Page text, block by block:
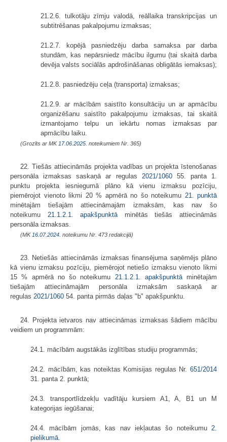
21.2.6. tulkotāju zīmju valodā, reāllaika transkripcijas un
subtitrēšanas pakalpojumu izmaksas;
21.2.7. kopējā pasniedzēju darba samaksa par darba
stundām, kas nepārsniedz mācību ilgumu (tai skaitā darba
devēja valsts sociālās apdrošināšanas obligātās iemaksas);
21.2.8. pasniedzēju ceļa (transporta) izmaksas;
21.2.9. ar mācībām saistīto konsultāciju un ar apmācību
organizēšanu saistīto pakalpojumu izmaksas, tai skaitā
izmantojamo telpu un iekārtu nomas izmaksas par
apmācību laiku.
(Grozīts ar MK 17.06.2025. noteikumiem Nr. 365)
22. Tiešās attiecināmās projekta vadības un projekta īstenošanas
personāla izmaksas saskaņā ar regulas 2021/106055. panta 1.
punktu projekta iesniegumā plāno kā vienu izmaksu pozīciju,
piemērojot vienoto likmi 20 % apmērā no šo noteikumu 21. punktā
minētajām tiešajām attiecināmajām izmaksām, kas nav šo
noteikumu 21.1.2.1. apakšpunktā minētās tiešās attiecināmās
personāla izmaksas.
(MK 16.07.2024. noteikumu Nr. 473 redakcijā)
23. Netiešās attiecināmās izmaksas finansējuma saņēmējs plāno
kā vienu izmaksu pozīciju, piemērojot netiešo izmaksu vienoto likmi
15 % apmērā no šo noteikumu 21.1.2.1. apakšpunktāminētajām
tiešajām attiecināmajām personāla izmaksām saskaņā ar
regulas 2021/1060 54. panta pirmās daļas "b" apakšpunktu.
24. Projekta ietvaros nav attiecināmas izmaksas šādiem mācību
veidiem un programmām:
24.1. mācībām augstākās izglītības studiju programmās;
24.2. mācībām, kas noteiktas Komisijas regulas Nr. 651/2014
31. panta 2. punktā;
24.3. transportlīdzekļu vadītāju kursiem A1, A, B1 un M
kategorijas iegūšanai;
24.4. mācībām jomās, kas nav iekļautas šo noteikumu 2.
pielikumā